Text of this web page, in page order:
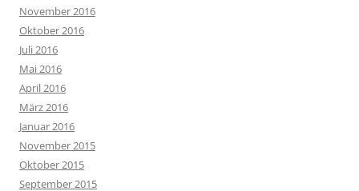
November 2016
Oktober 2016
Juli 2016
Mai 2016
April 2016
März 2016
Januar 2016
November 2015
Oktober 2015
September 2015